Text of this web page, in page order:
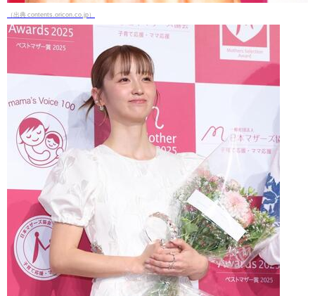
（出典 contents.oricon.co.jp）